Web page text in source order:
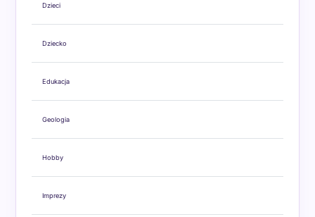
Dzieci
Dziecko
Edukacja
Geologia
Hobby
Imprezy